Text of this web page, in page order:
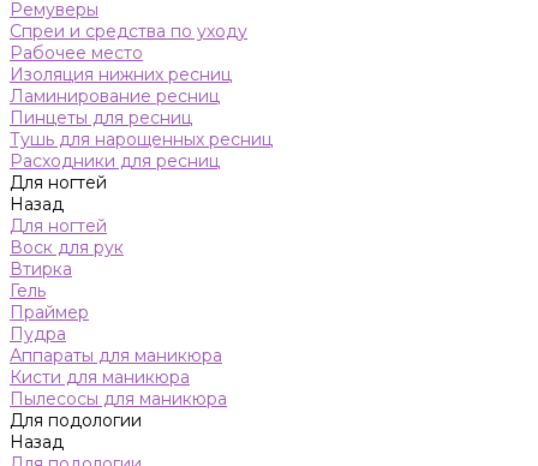
Ремуверы
Спреи и средства по уходу
Рабочее место
Изоляция нижних ресниц
Ламинирование ресниц
Пинцеты для ресниц
Тушь для нарощенных ресниц
Расходники для ресниц
Для ногтей
Назад
Для ногтей
Воск для рук
Втирка
Гель
Праймер
Пудра
Аппараты для маникюра
Кисти для маникюра
Пылесосы для маникюра
Для подологии
Назад